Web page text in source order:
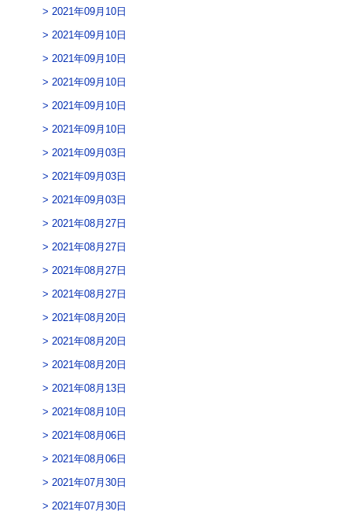
2021年09月10日
2021年09月10日
2021年09月10日
2021年09月10日
2021年09月10日
2021年09月10日
2021年09月03日
2021年09月03日
2021年09月03日
2021年08月27日
2021年08月27日
2021年08月27日
2021年08月27日
2021年08月20日
2021年08月20日
2021年08月20日
2021年08月13日
2021年08月10日
2021年08月06日
2021年08月06日
2021年07月30日
2021年07月30日